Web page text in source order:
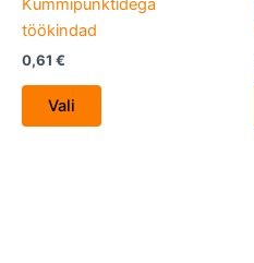
Kummipunktidega
töökindad
0,61 €
Vali
the